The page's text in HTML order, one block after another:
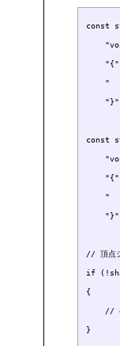
const
"{"
"
const
"{"
"
// 頂点
if
{
//
}